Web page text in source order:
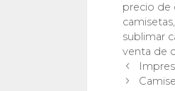
precio de
camisetas,
sublimar
venta de